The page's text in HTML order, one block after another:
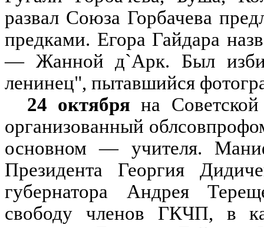
развал Союза Горбачева
предками. Егора Гайдара
— Жанной д`Арк. Был
ленинец", пытавшийся
24 октября на
организованный
основном — учителя.
Президента Георгия
губернатора Андрея
свободу членов ГКЧП, в